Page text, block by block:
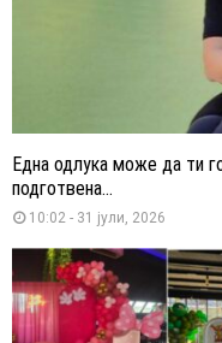
Една одлука може да ти
подготвена...
10:02 - 31 јули, 2026